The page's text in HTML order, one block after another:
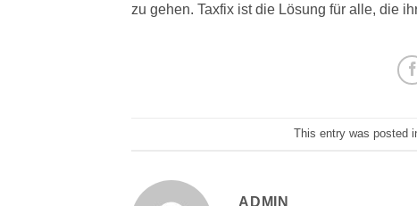
zu gehen. Taxfix ist die Lösung für alle, die
This entry was posted
ADMIN